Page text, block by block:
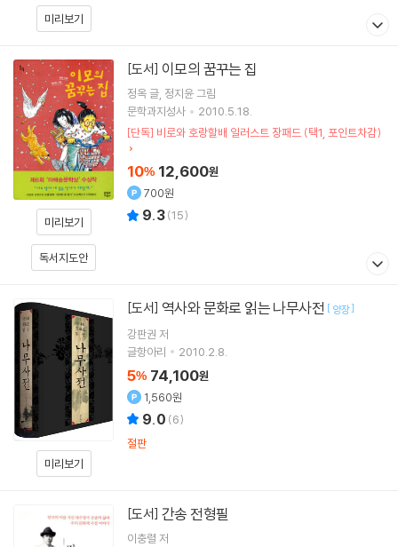
미리보기
미리보기
독서지도안
[도서] 이모의 꿈꾸는 집
정옥글 정지윤그림
문학과지성사
2010.5.18.
[단독] 비로와 호랑할배 일러스트 장패드 (택1, 포인트차감)
10% 12,600원
700원
9.3(15)
미리보기
[도서] 역사와 문화로 읽는 나무사전 [ 양장]
강판권 저
글항아리
2010.2.8.
5% 74,100원
1,560원
9.0 (6)
절판
[도서] 간송 전형필
이충렬 저